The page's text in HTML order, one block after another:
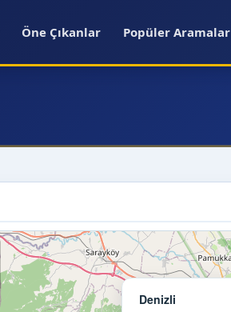
Öne Çıkanlar Popüler Aramalar
Denizli